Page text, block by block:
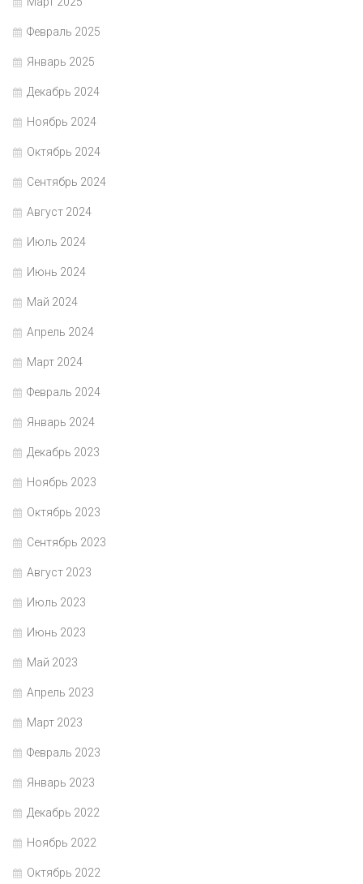
Февраль 2025
Январь 2025
Декабрь 2024
Ноябрь 2024
Октябрь 2024
Сентябрь 2024
Август 2024
Июль 2024
Июнь 2024
Май 2024
Апрель 2024
Март 2024
Февраль 2024
Январь 2024
Декабрь 2023
Ноябрь 2023
Октябрь 2023
Сентябрь 2023
Август 2023
Июль 2023
Июнь 2023
Май 2023
Апрель 2023
Март 2023
Февраль 2023
Январь 2023
Декабрь 2022
Ноябрь 2022
Октябрь 2022